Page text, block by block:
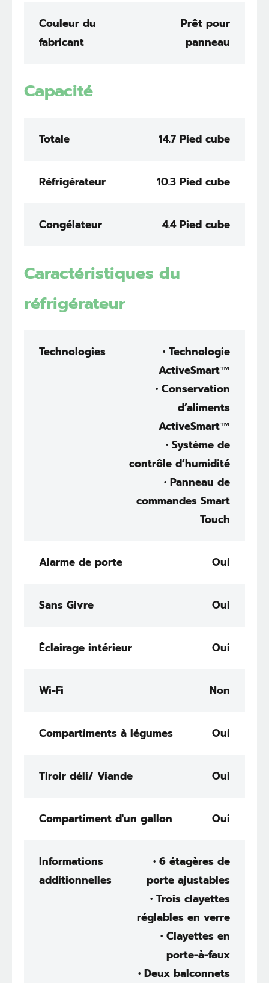
Couleur du
fabricant
Prêt pour
panneau
Capacité
Totale 14.7 Pied cube
Réfrigérateur 10.3 Pied cube
Congélateur 4.4 Pied cube
Caractéristiques du
réfrigérateur
Technologies
• Technologie
ActiveSmart™
• Conservation
d’aliments
ActiveSmart™
• Système de
contrôle d’humidité
• Panneau de
commandes Smart
Touch
Alarme de porte Oui
Sans Givre Oui
Éclairage intérieur Oui
Wi-Fi Non
Compartiments à légumes Oui
Tiroir déli/ Viande Oui
Compartiment d'un gallon Oui
Informations
additionnelles
• 6 étagères de
porte ajustables
• Trois clayettes
réglables en verre
• Clayettes en
porte-à-faux
• Deux balconnets